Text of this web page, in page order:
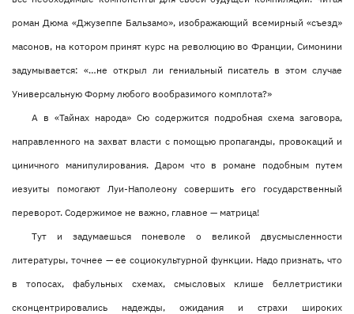
роман Дюма «Джузеппе Бальзамо», изображающий всемирный «съезд»
масонов, на котором принят курс на революцию во Франции, Симонини
задумывается: «…не открыл ли гениальный писатель в этом случае
Универсальную Форму любого вообразимого комплота?»
А в «Тайнах народа» Сю содержится подробная схема заговора,
направленного на захват власти с помощью пропаганды, провокаций и
циничного манипулирования. Даром что в романе подобным путем
иезуиты помогают Луи-Наполеону совершить его государственный
переворот. Содержимое не важно, главное — матрица!
Тут и задумаешься поневоле о великой двусмысленности
литературы, точнее — ее социокультурной функции. Надо признать, что
в топосах, фабульных схемах, смысловых клише беллетристики
сконцентрировались надежды, ожидания и страхи широких